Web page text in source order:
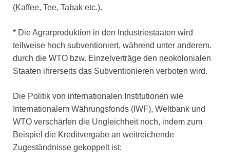
(Kaffee, Tee, Tabak etc.).
* Die Agrarproduktion in den Industriestaaten wird
teilweise hoch subventioniert, während unter anderem.
durch die WTO bzw. Einzelverträge den neokolonialen
Staaten ihrerseits das Subventionieren verboten wird.
Die Politik von internationalen Institutionen wie
Internationalem Währungsfonds (IWF), Weltbank und
WTO verschärfen die Ungleichheit noch, indem zum
Beispiel die Kreditvergabe an weitreichende
Zugeständnisse gekoppelt ist: